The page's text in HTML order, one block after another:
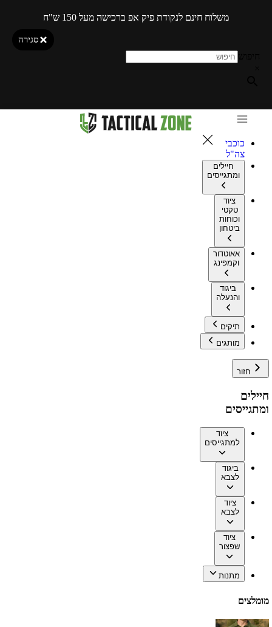
משלוח חינם לנקודת פיק אפ ברכישה מעל 150 ש"ח
סגירה
כוכבי
צה"ל
חיילים
ומתגייסים
ציוד
טקטי
וכוחות
ביטחון
אאוטדור
וקמפינג
ביגוד
והנעלה
תיקים
מותגים
חזור
חיילים
ומתגייסים
ציוד
למתגייסים
ביגוד
לצבא
ציוד
לצבא
ציוד
שפצור
מתנות
מומלצים